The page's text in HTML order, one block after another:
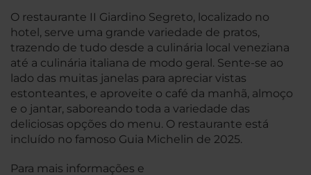
O restaurante II Giardino Segreto, localizado no
hotel, serve uma grande variedade de pratos,
trazendo de tudo desde a culinária local veneziana
até a culinária italiana de modo geral. Sente-se ao
lado das muitas janelas para apreciar vistas
estonteantes, e aproveite o café da manhã, almoço
e o jantar, saboreando toda a variedade das
deliciosas opções do menu. O restaurante está
incluído no famoso Guia Michelin de 2025.
Para mais informações e